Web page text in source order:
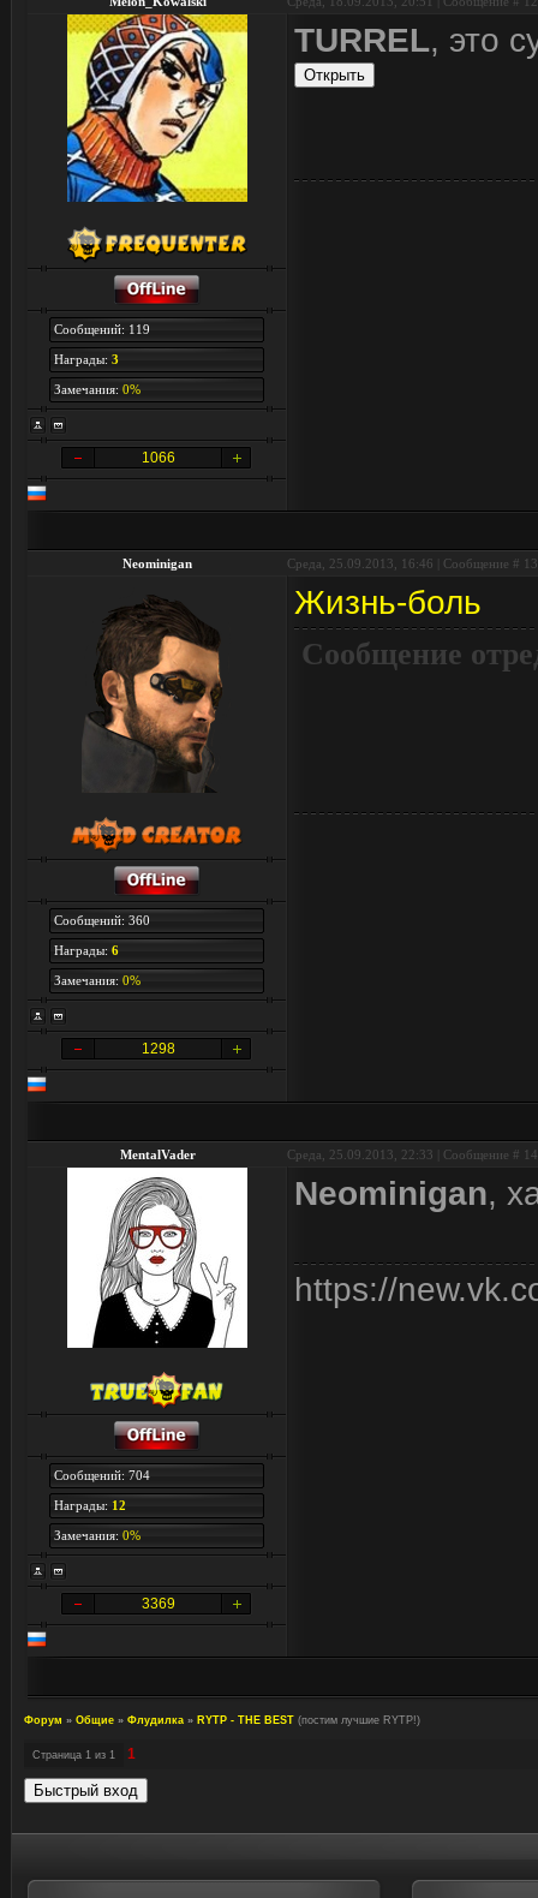
Сообщений: 119
Награды: 3
Замечания: 0%
1066
TURREL, это
Neominigan Среда, 25.09.2013, 16:46 | Сообщение # 13
Сообщений: 360
Награды: 6
Замечания: 0%
1298
Жизнь-боль
Сообщение
MentalVader Среда, 25.09.2013, 22:33 | Сообщение # 14
Сообщений: 704
Награды: 12
Замечания: 0%
3369
Neominigan,
https://
Форум » Общие » Флудилка » RYTP - THE BEST (постим лучшие RYTP!)
Страница 1 из 1 1